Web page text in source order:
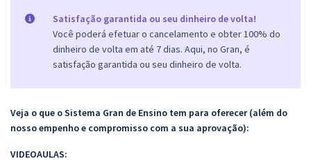
Satisfação garantida ou seu dinheiro de volta!
Você poderá efetuar o cancelamento e obter 100% do
dinheiro de volta em até 7 dias. Aqui, no Gran, é
satisfação garantida ou seu dinheiro de volta.
Veja o que o Sistema Gran de Ensino tem para oferecer (além do
nosso empenho e compromisso com a sua aprovação):
VIDEOAULAS: